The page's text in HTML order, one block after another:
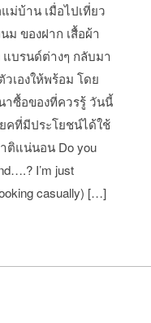
ม่บ้าน เมื่อไปเที่ยว
ของฝาก เสื้อผ้า
แบรนด์ต่างๆ กลับมา
เองให้พร้อม โดย
าซื้อของที่ควรรู้ วันนี้
คที่มีประโยชน์ได้ใช้
ติแน่นอน Do you
I’m just
casually) […]